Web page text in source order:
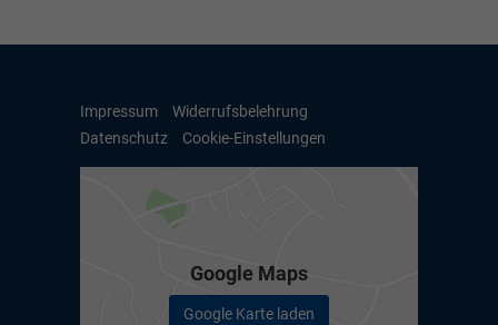
Impressum
Widerrufsbelehrung
Datenschutz
Cookie-Einstellungen
Google Maps
Google Karte laden